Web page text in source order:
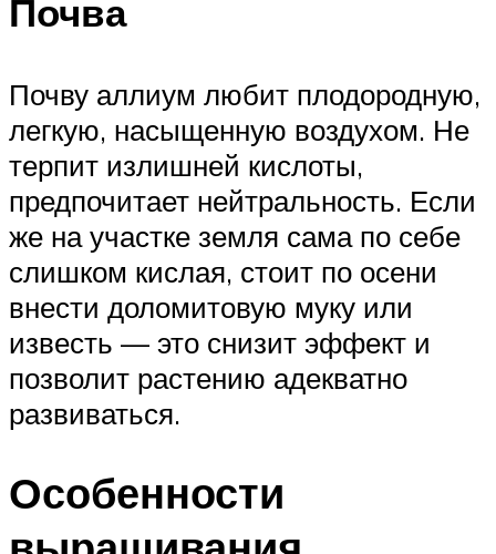
Почва
Почву аллиум любит плодородную,
легкую, насыщенную воздухом. Не
терпит излишней кислоты,
предпочитает нейтральность. Если
же на участке земля сама по себе
слишком кислая, стоит по осени
внести доломитовую муку или
известь — это снизит эффект и
позволит растению адекватно
развиваться.
Особенности